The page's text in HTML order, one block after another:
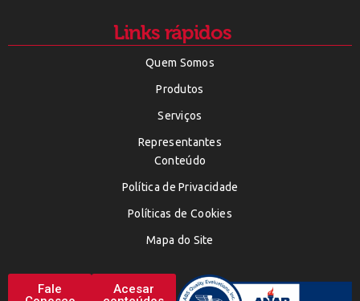
Links rápidos
Quem Somos
Produtos
Serviços
Representantes
Conteúdo
Política de Privacidade
Políticas de Cookies
Mapa do Site
Fale
Acesar